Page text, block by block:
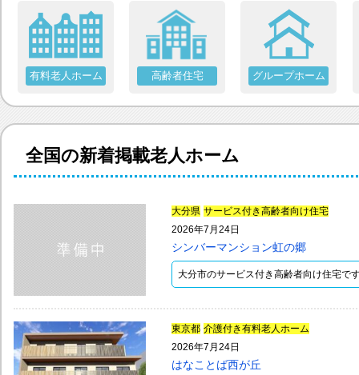
本当に相談無料？
他の紹介会社と「ウチシルベ」はどう違うの？
有料老人ホーム 高齢者住宅 グループホーム
全国の新着掲載老人ホーム
大分県 サービス付き高齢者向け住宅
2026年7月24日
シンバーマンション虹の郷
大分市のサービス付き高齢者向け住宅で
東京都 介護付き有料老人ホーム
2026年7月24日
はなことば西が丘